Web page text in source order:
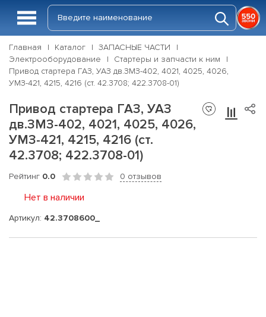
Главная Каталог
ЗАПАСНЫЕ ЧАСТИ
Электрооборудование
Стартеры и запчасти к ним
Привод стартера ГАЗ, УАЗ дв.ЗМЗ-402, 4021, 4025, 4026,
УМЗ-421, 4215, 4216 (ст. 42.3708; 422.3708-01)
Привод стартера ГАЗ, УАЗ
дв.ЗМЗ-402, 4021, 4025, 4026,
УМЗ-421, 4215, 4216 (ст.
42.3708; 422.3708-01)
Рейтинг 0.0 0 отзывов
Нет в наличии
Артикул: 42.3708600_